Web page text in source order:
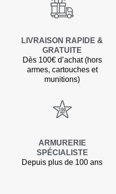
LIVRAISON RAPIDE &
GRATUITE
Dès 100€ d’achat (hors
armes, cartouches et
munitions)
ARMURERIE
SPÉCIALISTE
Depuis plus de 100 ans